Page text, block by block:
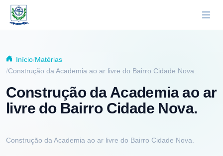
Pular para o conteúdo principal
Início Matérias
Construção da Academia ao ar livre do Bairro Cidade Nova.
Construção da Academia ao ar
livre do Bairro Cidade Nova.
Construção da Academia ao ar livre do Bairro Cidade Nova.